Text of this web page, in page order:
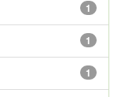
1
1
1